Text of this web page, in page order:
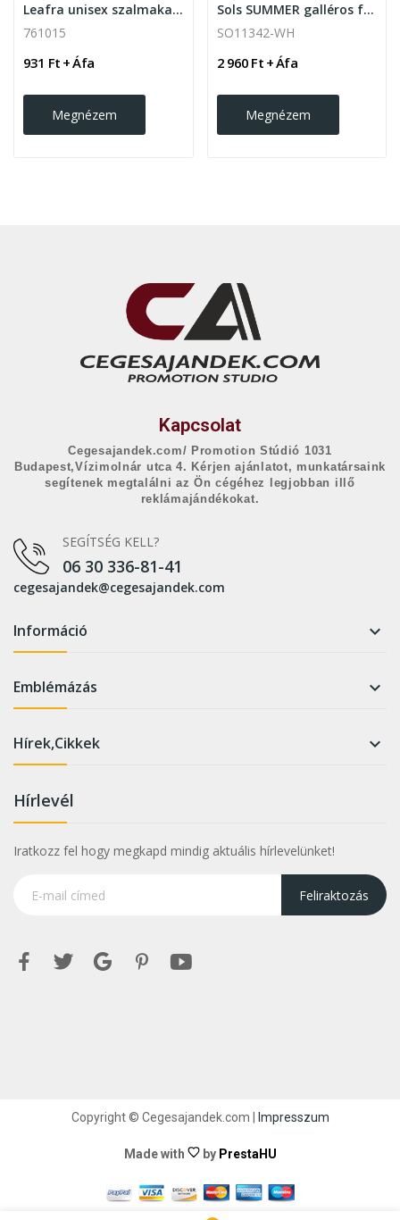
Leafra unisex szalmakalap
761015
931 Ft + Áfa
Megnézem
Sols SUMMER galléros férfi póló ,White
SO11342-WH
2 960 Ft + Áfa
Megnézem
Kapcsolat
Cegesajandek.com/ Promotion Stúdió 1031
Budapest,Vízimolnár utca 4. Kérjen ajánlatot, munkatársaink
segítenek megtalálni az Ön cégéhez legjobban illő
reklámajándékokat.
SEGÍTSÉG KELL?
06 30 336-81-41
cegesajandek@cegesajandek.com
Információ 
Emblémázás 
Hírek,Cikkek 
Hírlevél
Iratkozz fel hogy megkapd mindig aktuális hírlevelünket!
Feliraktozás
Copyright © Cegesajandek.com | Impresszum
Made with by PrestaHU